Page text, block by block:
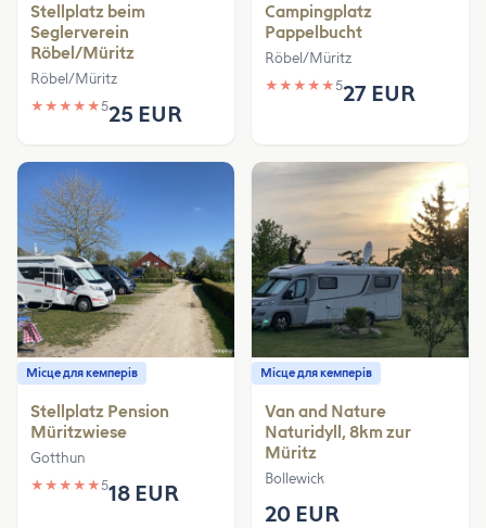
Stellplatz beim
Seglerverein
Röbel/Müritz
Röbel/Müritz
★ ★ ★ ★ ★525 EUR
Campingplatz
Pappelbucht
Röbel/Müritz
★ ★ ★ ★ ★527 EUR
Місце для кемперів
Stellplatz Pension
Müritzwiese
Gotthun
★ ★ ★ ★ ★518 EUR
Місце для кемперів
Van and Nature
Naturidyll, 8km zur
Müritz
Bollewick
20 EUR